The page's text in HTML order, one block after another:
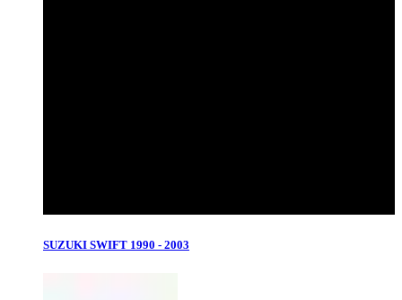
SUZUKI SWIFT 1990 - 2003